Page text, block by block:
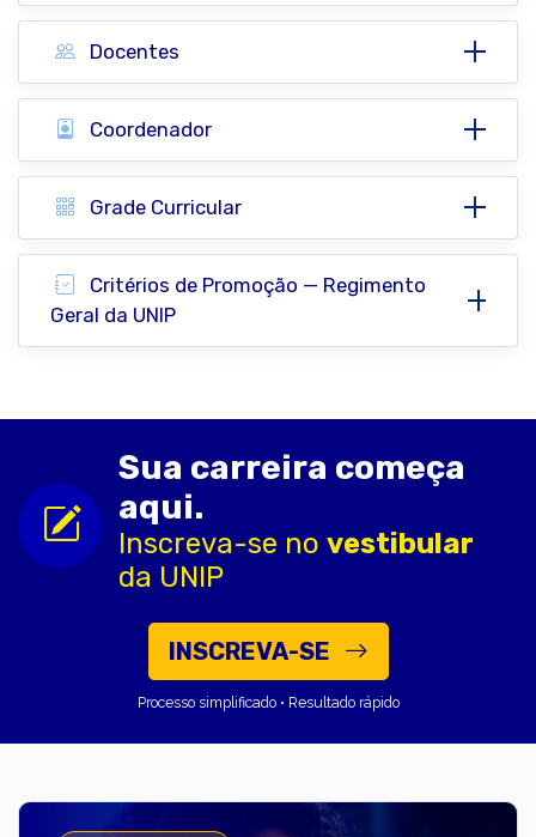
Docentes
Coordenador
Grade Curricular
Critérios de Promoção — Regimento
Geral da UNIP
Sua carreira começa
aqui.
Inscreva-se no vestibular
da UNIP
INSCREVA-SE
Processo simplificado • Resultado rápido